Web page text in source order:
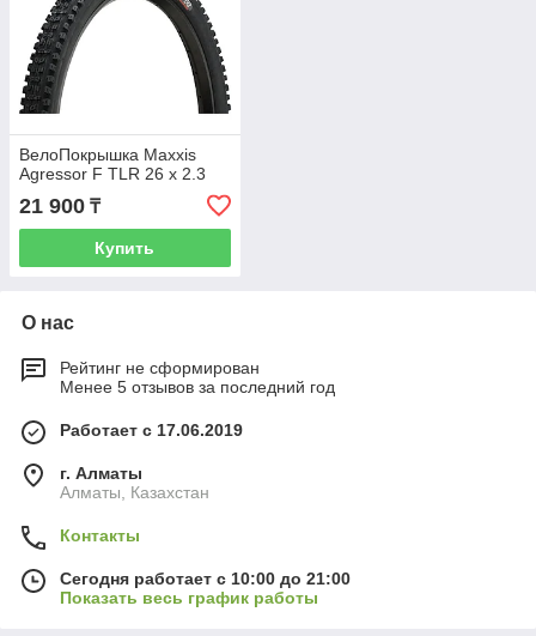
ВелоПокрышка Maxxis
Agressor F TLR 26 x 2.3
21 900 ₸
Купить
О нас
Рейтинг не сформирован
Менее 5 отзывов за последний год
Работает с 17.06.2019
г. Алматы
Алматы, Казахстан
Контакты
Сегодня работает с 10:00 до 21:00
Показать весь график работы